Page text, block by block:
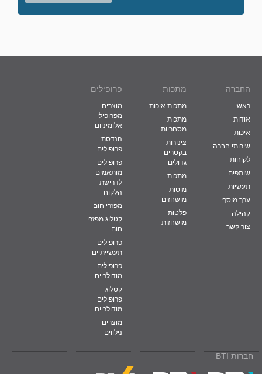
החברה
ראשי
אודות
איכות
שירותי חברה
לקוחות
שותפים
תעשיות
ערך מוסף
קהילה
צור קשר
מתכות
מתכות איכות
מתכות
מסחריות
צינורות
בקטרים
גדולים
מתכות
מוטות
מושחזים
פלטות
מושחזות
פרופילים
מוצרים
מפרופילי
אלומיניום
הנדסת
פרופילים
פרופילים
מותאמים
לדרישת
הלקוח
מפזרי חום
קטלוג מפזרי
חום
פרופילים
תעשייתיים
פרופילים
מודולריים
קטלוג
פרופילים
מודולריים
מוצרים
נילווים
חברות BTI